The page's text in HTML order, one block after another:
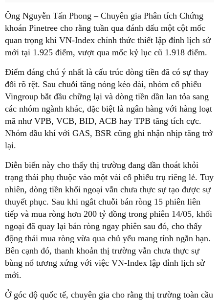
Ông Nguyễn Tấn Phong – Chuyên gia Phân tích Chứng
khoán Pinetree cho rằng tuần qua đánh dấu một cột mốc
quan trọng khi VN-Index chính thức thiết lập đỉnh lịch sử
mới tại 1.925 điểm, vượt qua mốc kỷ lục cũ 1.918 điểm.
Điểm đáng chú ý nhất là cấu trúc dòng tiền đã có sự thay
đổi rõ rệt. Sau chuỗi tăng nóng kéo dài, nhóm cổ phiếu
Vingroup bắt đầu chững lại và dòng tiền dần lan tỏa sang
các nhóm ngành khác, đặc biệt là ngân hàng với hàng loạt
mã như VPB, VCB, BID, ACB hay TPB tăng tích cực.
Nhóm dầu khí với GAS, BSR cũng ghi nhận nhịp tăng trở
lại.
Diễn biến này cho thấy thị trường đang dần thoát khỏi
trạng thái phụ thuộc vào một vài cổ phiếu trụ riêng lẻ. Tuy
nhiên, dòng tiền khối ngoại vẫn chưa thực sự tạo được sự
thuyết phục. Sau khi ngắt chuỗi bán ròng 15 phiên liên
tiếp và mua ròng hơn 200 tỷ đồng trong phiên 14/05, khối
ngoại đã quay lại bán ròng ngay phiên sau đó, cho thấy
động thái mua ròng vừa qua chủ yếu mang tính ngắn hạn.
Bên cạnh đó, thanh khoản thị trường vẫn chưa thực sự
bùng nổ tương xứng với việc VN-Index lập đỉnh lịch sử
mới.
Ở góc độ quốc tế, chuyên gia cho rằng thị trường toàn cầu